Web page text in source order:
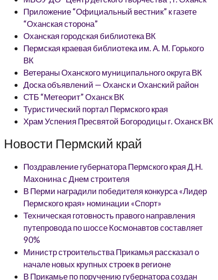
Приложение “Официальный вестник” к газете
“Оханская сторона”
Оханская городская библиотека ВК
Пермская краевая библиотека им. А. М. Горького
ВК
Ветераны Оханского муниципального округа ВК
Доска объявлений — Оханск и Оханский район
СТБ “Метеорит” Оханск ВК
Туристический портал Пермского края
Храм Успения Пресвятой Богородицы г. Оханск ВК
Новости Пермский край
Поздравление губернатора Пермского края Д.Н.
Махонина с Днем строителя
В Перми наградили победителя конкурса «Лидер
Пермского края» номинации «Спорт»
Техническая готовность правого направления
путепровода по шоссе Космонавтов составляет
90%
Министр строительства Прикамья рассказал о
начале новых крупных строек в регионе
В Прикамье по поручению губернатора создан